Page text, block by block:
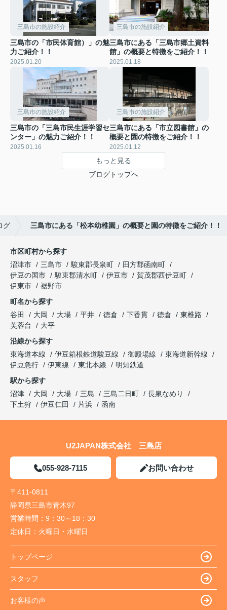
三島市の施設紹介
三島市の「市民体育館）」の魅
力ご紹介！！
2025.01.20
三島市の施設紹介
三島市にある「三島市郷土資料
館」の概要と特徴をご紹介！！
2025.01.18
三島市の施設紹介
三島市の「三島市民生涯学習セ
ンター」の魅力ご紹介！！
2025.01.16
三島市の施設紹介
三島市にある「市立図書館」の
概要と園の特徴をご紹介！！
2025.01.12
もっと見る
ブログトップへ
グ 三島市にある「松本幼稚園」の概要と園の特徴をご紹介！！
市区町村から探す
沼津市
三島市 駿東郡長泉町
田方郡函南町
伊豆の国市
駿東郡清水町 伊豆市
賀茂郡西伊豆町
伊東市
裾野市
町名から探す
谷田
大岡 大場 平井 徳倉 下香貫 徳倉
東椎路
芙蓉台
大平
沿線から探す
東海道本線
伊豆箱根鉄道駿豆線 御殿場線
東海道新幹線
伊豆急行
伊東線 東北本線
明知鉄道
駅から探す
沼津
大岡 大場 三島 三島二日町
長泉なめり
下土狩
伊豆仁田 片浜 函南
U2JAPAN株式会社 三島店
055-928-7115 お問い合わせ
〒411-0811
静岡県三島市青木97
営業時間： 9：30～18：30
定休日： 火曜日・水曜日
トップページ
スタッフ
お客様の声